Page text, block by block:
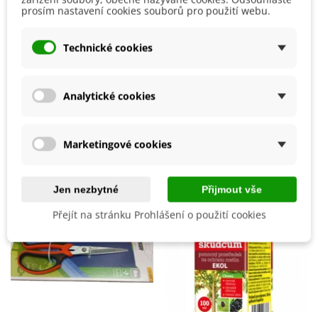
Mgr. vlasta
06.03.2025
Používám jak o účinné léčivo po covidu
Mohlo by se také hodit
prosím nastavení cookies souborů pro použití webu.
Technické cookies
Analytické cookies
Marketingové cookies
Jen nezbytné Přijmout vše
Přejít na stránku Prohlášení o použití cookies